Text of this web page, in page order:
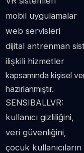
mobil uygulamalar
web servisleri
dijital antrenman
ilişkili hizmetler
kapsamında kişisel
hazırlanmıştır.
SENSIBALLVR:
kullanıcı gizliliğini,
veri güvenliğini,
çocuk